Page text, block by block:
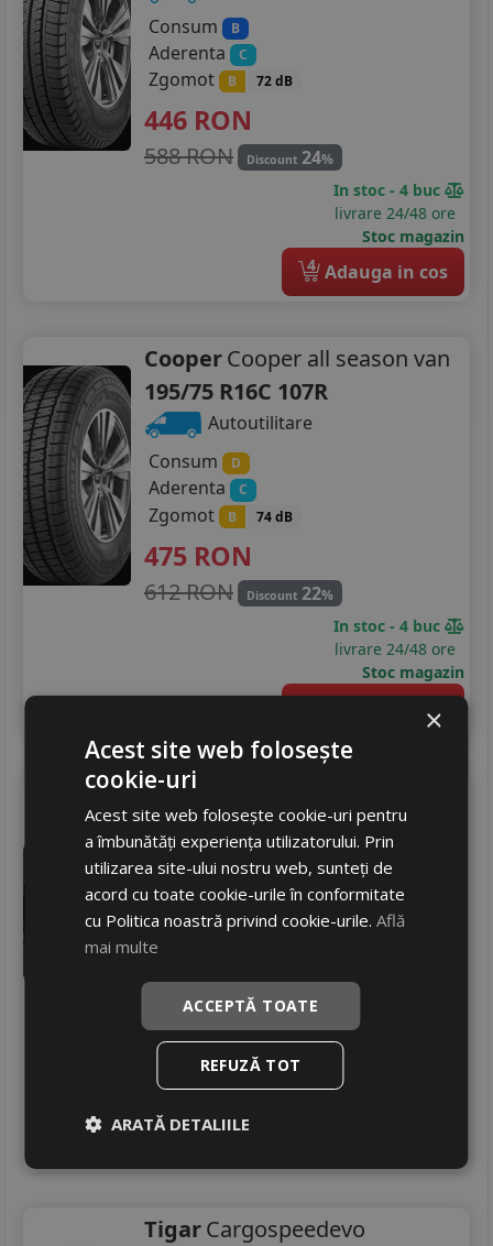
Consum
B
Aderenta C
Zgomot B 72 dB
446 RON
588 RON Discount 24%
In stoc - 4 buc
livrare 24/48 ore
Stoc magazin
4 Adauga in cos
CooperCooper all season van
195/75 R16C 107R
Autoutilitare
Consum
D
Aderenta C
Zgomot B 74 dB
475 RON
612 RON Discount 22%
In stoc - 4 buc
livrare 24/48 ore
Stoc magazin
4
Adauga in cos
Taurus
195/75 R16C 107R
Autoutilitare
Consum D
Aderenta C
Zgomot
479RON
607 RON Discount21%
livrare 24/48 ore
TigarCargospeedevo
×
Acest site web folosește
cookie-uri
Acest site web folosește cookie-uri pentru
a îmbunătăți experiența utilizatorului. Prin
utilizarea site-ului nostru web, sunteți de
acord cu toate cookie-urile în conformitate
cu Politica noastră privind cookie-urile.Află
mai multe
ACCEPTĂ TOATE
REFUZĂ TOT
ARATĂ DETALIILE